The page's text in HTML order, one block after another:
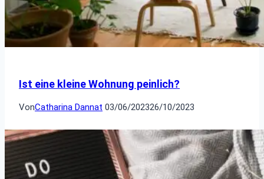
Ist eine kleine Wohnung peinlich?
VonCatharina Dannat 03/06/202326/10/2023